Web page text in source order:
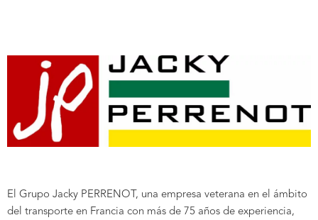
El Grupo Jacky PERRENOT, una empresa veterana en el ámbito
del transporte en Francia con más de 75 años de experiencia,